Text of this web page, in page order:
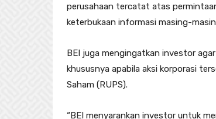
perusahaan tercatat atas
keterbukaan informasi masing-
BEI juga mengingatkan investor
khususnya apabila aksi korporasi
Saham (RUPS).
“BEI menyarankan investor untuk